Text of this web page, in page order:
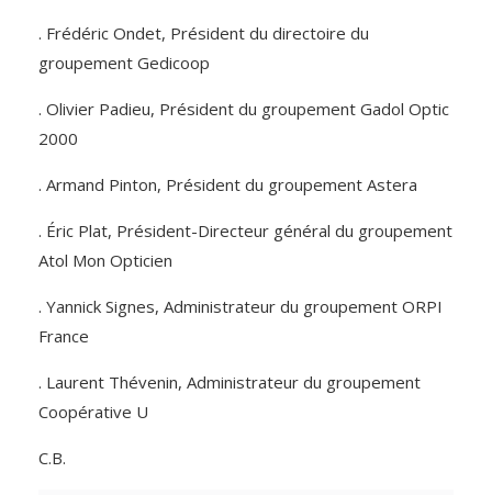
. Frédéric Ondet, Président du directoire du
groupement Gedicoop
. Olivier Padieu, Président du groupement Gadol Optic
2000
. Armand Pinton, Président du groupement Astera
. Éric Plat, Président-Directeur général du groupement
Atol Mon Opticien
. Yannick Signes, Administrateur du groupement ORPI
France
. Laurent Thévenin, Administrateur du groupement
Coopérative U
C.B.